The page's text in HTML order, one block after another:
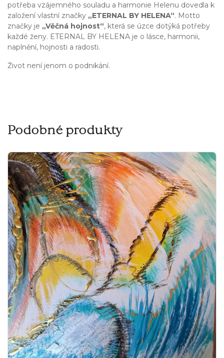
potřeba vzájemného souladu a harmonie Helenu dovedla k
založení vlastní značky „ETERNAL BY HELENA“. Motto
značky je „Věčná hojnost“, která se úzce dotýká potřeby
každé ženy. ETERNAL BY HELENA je o lásce, harmonii,
naplnění, hojnosti a radosti.
Život není jenom o podnikání.
Podobné produkty